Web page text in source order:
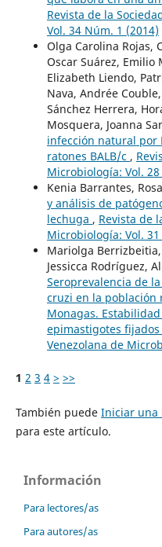
Revista de la
Vol. 34 Núm. 1 (2014)
Olga Carolina Rojas,
Oscar Suárez, Emilio
Elizabeth Liendo,
Nava, Andrée
Sánchez Herrera,
Mosquera, Joanna
infección natural por
ratones BALB/c ,
Microbiología: Vol.
Kenia Barrantes,
y análisis de
lechuga , Revista de
Microbiología: Vol.
Mariolga
Jessicca Rodríguez,
Seroprevalencia de
cruzi en la población
Monagas.
epimastigotes fijados
Venezolana de
1 2 3 4 > >>
También puede Iniciar una
para este artículo.
Información
Para lectores/as
Para autores/as